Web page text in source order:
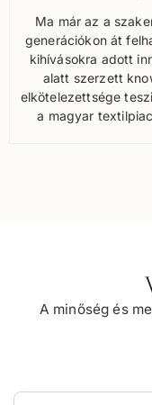
Ma már az a
generációkon át
kihívásokra adott
alatt szerzett
elkötelezettsége
a magyar
A minőség és